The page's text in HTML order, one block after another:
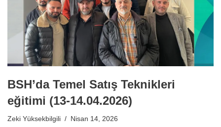
BSH’da Temel Satış Teknikleri
eğitimi (13-14.04.2026)
Zeki Yüksekbilgili Nisan 14, 2026